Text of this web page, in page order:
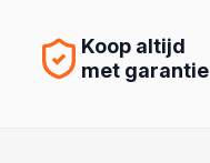
Koop altijd
met garantie